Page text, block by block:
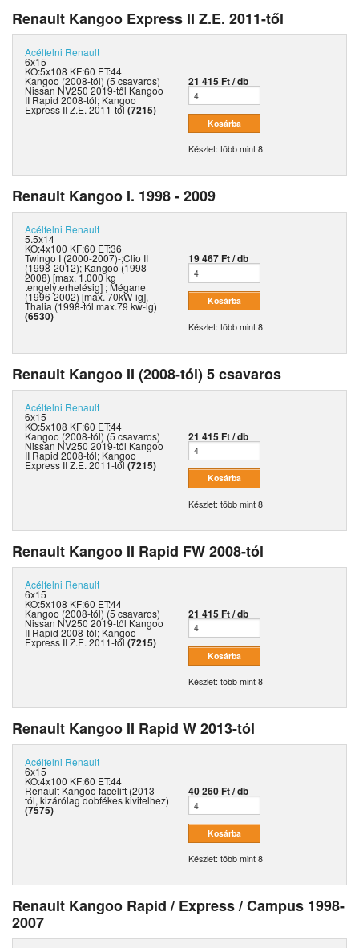
Renault Kangoo Express II Z.E. 2011-től
Acélfelni Renault
6x15
KO:5x108 KF:60 ET:44
Kangoo (2008-tól) (5 csavaros)
Nissan NV250 2019-től Kangoo
II Rapid 2008-tól; Kangoo
Express II Z.E. 2011-től (7215)
21 415 Ft / db
Készlet: több mint 8
Renault Kangoo I. 1998 - 2009
Acélfelni Renault
5.5x14
KO:4x100 KF:60 ET:36
Twingo I (2000-2007)-;Clio II
(1998-2012); Kangoo (1998-
2008) [max. 1.000 kg
tengelyterhelésig] ; Mégane
(1996-2002) [max. 70kW-ig],
Thalia (1998-tól max.79 kw-ig)
(6530)
19 467 Ft / db
Készlet: több mint 8
Renault Kangoo II (2008-tól) 5 csavaros
Acélfelni Renault
6x15
KO:5x108 KF:60 ET:44
Kangoo (2008-tól) (5 csavaros)
Nissan NV250 2019-től Kangoo
II Rapid 2008-tól; Kangoo
Express II Z.E. 2011-től (7215)
21 415 Ft / db
Készlet: több mint 8
Renault Kangoo II Rapid FW 2008-tól
Acélfelni Renault
6x15
KO:5x108 KF:60 ET:44
Kangoo (2008-tól) (5 csavaros)
Nissan NV250 2019-től Kangoo
II Rapid 2008-tól; Kangoo
Express II Z.E. 2011-től (7215)
21 415 Ft / db
Készlet: több mint 8
Renault Kangoo II Rapid W 2013-tól
Acélfelni Renault
6x15
KO:4x100 KF:60 ET:44
Renault Kangoo facelift (2013-
tól, kizárólag dobfékes kivitelhez)
(7575)
40 260 Ft / db
Készlet: több mint 8
Renault Kangoo Rapid / Express / Campus 1998-
2007